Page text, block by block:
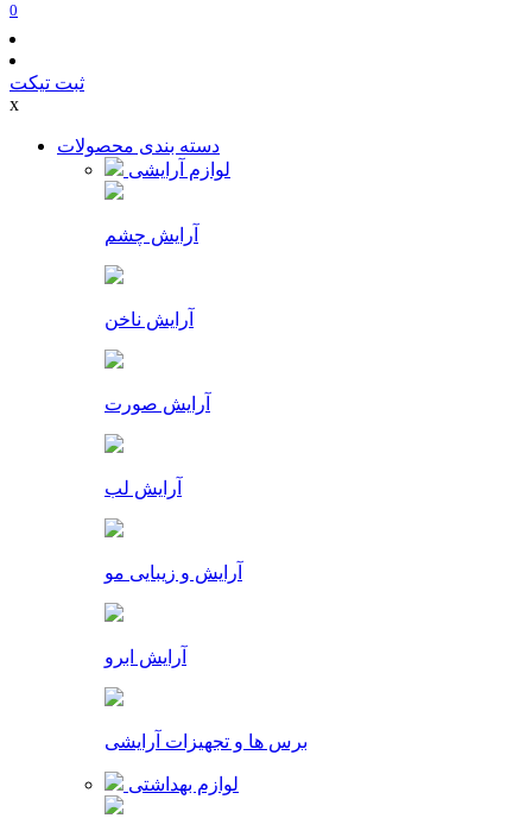
0
ثبت تیکت
x
دسته بندی محصولات
لوازم آرایشی
آرایش چشم
آرایش ناخن
آرایش صورت
آرایش لب
آرایش و زیبایی مو
آرایش ابرو
برس ها و تجهیزات آرایشی
لوازم بهداشتی